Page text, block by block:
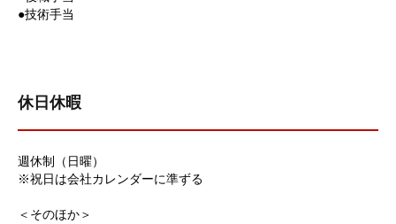
●技術手当
休日休暇
週休制（日曜）
※祝日は会社カレンダーに準ずる
＜そのほか＞